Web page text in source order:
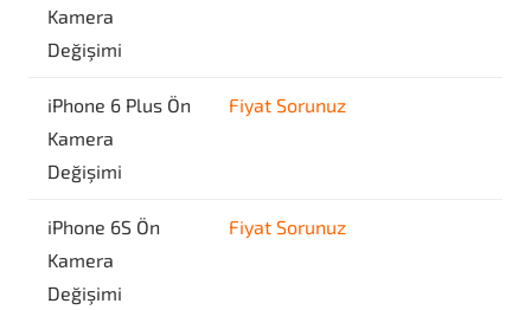
Kamera
Değişimi
iPhone 6 Plus Ön
Kamera
Değişimi
Fiyat Sorunuz
iPhone 6S Ön
Kamera
Değişimi
Fiyat Sorunuz